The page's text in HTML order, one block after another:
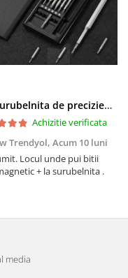
Set surubelnita de precizie cu 24 de capete, cutie glisanta
Achizitie verificata
Trendyol, Acum 10 luni
Locul unde pui bitii
+ la surubelnita .
media